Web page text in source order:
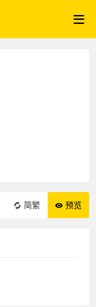
简繁 预览